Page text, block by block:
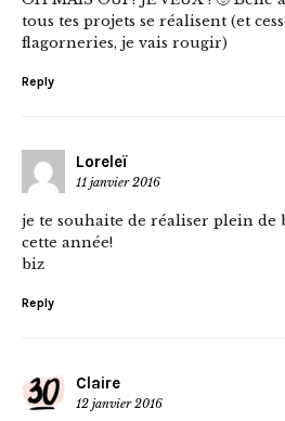
tous tes projets se réalisent (et
flagorneries, je vais rougir)
Reply
Loreleï
11 janvier 2016
je te souhaite de réaliser plein de
cette année!
biz
Reply
Claire
12 janvier 2016